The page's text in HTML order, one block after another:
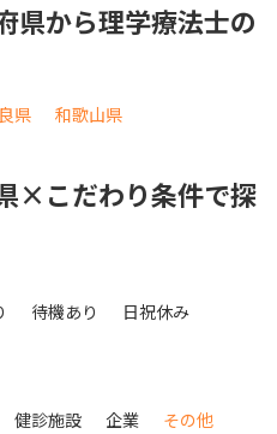
県から理学療法士の
県 和歌山県
×こだわり条件で探
待機あり
日祝休み
健診施設 企業 その他